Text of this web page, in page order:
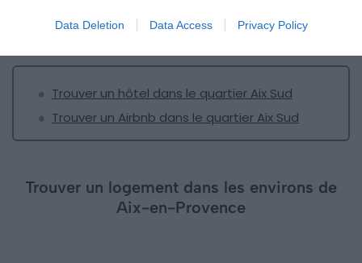
Data Deletion Data Access Privacy Policy
de l’autoroute pour aller dans le massif de l’Étoile.
Trouver un hôtel dans le quartier Aix Sud
Trouver un Airbnb dans le quartier Aix Sud
Trouver un logement dans les environs de
Aix-en-Provence